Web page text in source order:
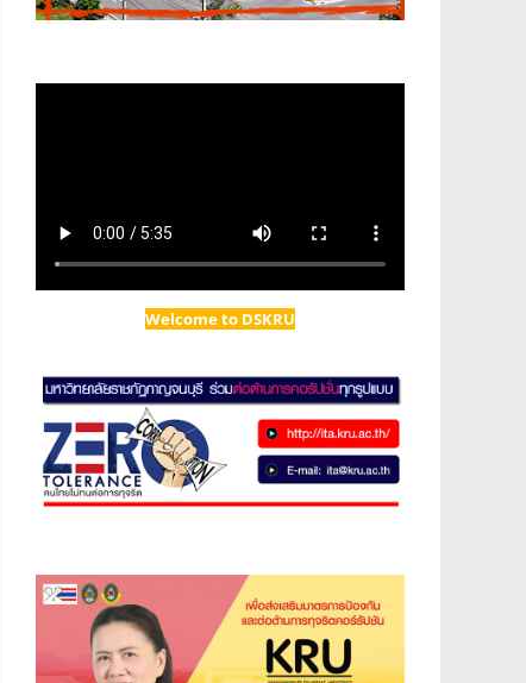
Welcome to DSKRU